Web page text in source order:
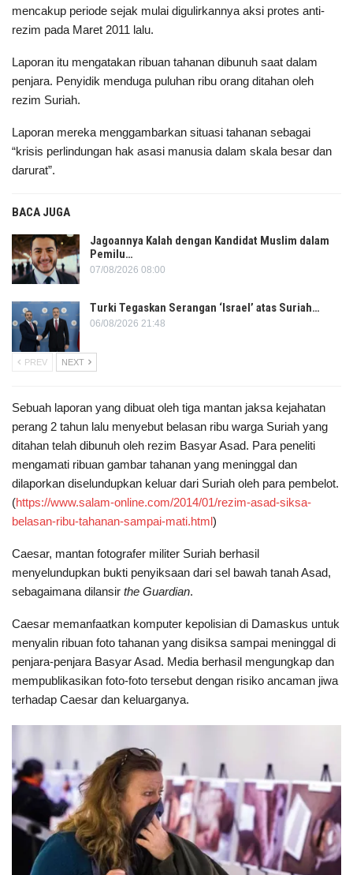
mencakup periode sejak mulai digulirkannya aksi protes anti-
rezim pada Maret 2011 lalu.
Laporan itu mengatakan ribuan tahanan dibunuh saat dalam
penjara. Penyidik ​​menduga puluhan ribu orang ditahan oleh
rezim Suriah.
Laporan mereka menggambarkan situasi tahanan sebagai
“krisis perlindungan hak asasi manusia dalam skala besar dan
darurat”.
BACA JUGA
Jagoannya Kalah dengan Kandidat Muslim dalam
Pemilu…
07/08/2026 08:00
Turki Tegaskan Serangan ‘Israel’ atas Suriah…
06/08/2026 21:48
PREV NEXT
Sebuah laporan yang dibuat oleh tiga mantan jaksa kejahatan
perang 2 tahun lalu menyebut belasan ribu warga Suriah yang
ditahan telah dibunuh oleh rezim Basyar Asad. Para peneliti
mengamati ribuan gambar tahanan yang meninggal dan
dilaporkan diselundupkan keluar dari Suriah oleh para pembelot.
(https://www.salam-online.com/2014/01/rezim-asad-siksa-
belasan-ribu-tahanan-sampai-mati.html)
Caesar, mantan fotografer militer Suriah berhasil
menyelundupkan bukti penyiksaan dari sel bawah tanah Asad,
sebagaimana dilansir the Guardian.
Caesar memanfaatkan komputer kepolisian di Damaskus untuk
menyalin ribuan foto tahanan yang disiksa sampai meninggal di
penjara-penjara Basyar Asad. Media berhasil mengungkap dan
mempublikasikan foto-foto tersebut dengan risiko ancaman jiwa
terhadap Caesar dan keluarganya.